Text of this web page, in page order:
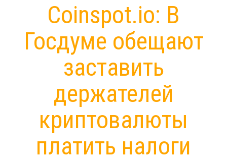
Coinspot.io: В
Госдуме обещают
заставить
держателей
криптовалюты
платить налоги